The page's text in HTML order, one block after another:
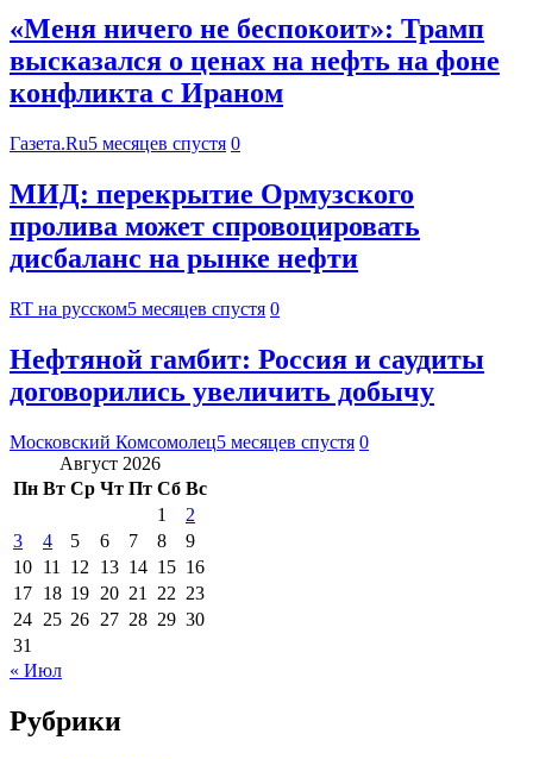
«Меня ничего не беспокоит»: Трамп
высказался о ценах на нефть на фоне
конфликта с Ираном
Газета.Ru5 месяцев спустя 0
МИД: перекрытие Ормузского
пролива может спровоцировать
дисбаланс на рынке нефти
RT на русском5 месяцев спустя 0
Нефтяной гамбит: Россия и саудиты
договорились увеличить добычу
Московский Комсомолец5 месяцев спустя 0
Август 2026
Пн Вт Ср Чт Пт Сб Вс
1
2
3
4 5 6 7 8
9
10 11 12 13 14 15 16
17 18 19 20 21 22 23
24 25 26 27 28 29 30
31
« Июл
Рубрики